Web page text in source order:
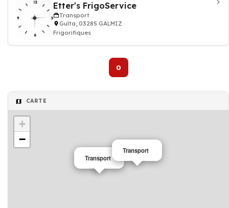
Etter's FrigoService
Transport
Gulta, 03285 GALMIZ
Frigorifiques
0
CARTE
Transport
Transport
+
−